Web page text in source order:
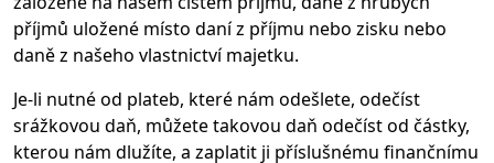
příjmů uložené místo daní z příjmu nebo zisku nebo
daně z našeho vlastnictví majetku.
Je-li nutné od plateb, které nám odešlete, odečíst
srážkovou daň, můžete takovou daň odečíst od částky,
kterou nám dlužíte, a zaplatit ji příslušnému finančnímu